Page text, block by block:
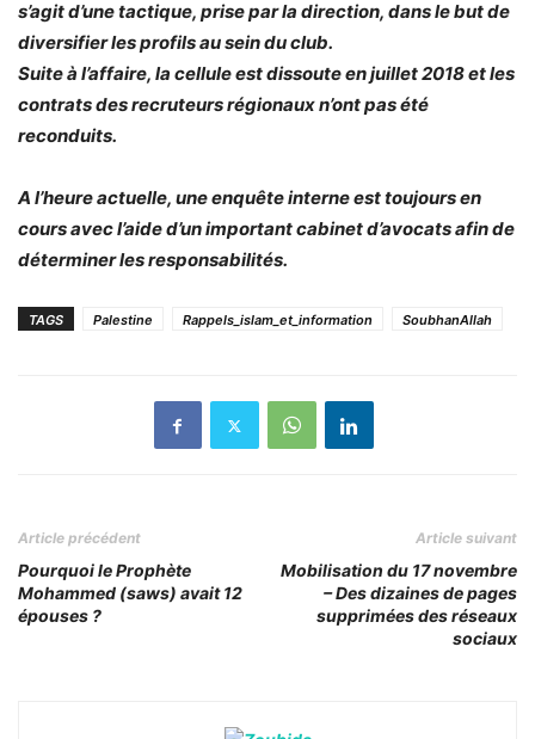
s’agit d’une tactique, prise par la direction, dans le but de
diversifier les profils au sein du club.
Suite à l’affaire, la cellule est dissoute en juillet 2018 et les
contrats des recruteurs régionaux n’ont pas été
reconduits.
A l’heure actuelle, une enquête interne est toujours en
cours avec l’aide d’un important cabinet d’avocats afin de
déterminer les responsabilités.
TAGS Palestine Rappels_islam_et_information SoubhanAllah
Article précédent
Pourquoi le Prophète
Mohammed (saws) avait 12
épouses ?
Article suivant
Mobilisation du 17 novembre
– Des dizaines de pages
supprimées des réseaux
sociaux